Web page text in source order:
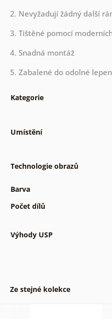
2. Nevyžadují žádný další
3. Tištěné pomocí
4. Snadná montáž
5. Zabalené do odolné
Kategorie
Umístění
Technologie obrazů
Barva
Počet dílů
Výhody USP
Ze stejné kolekce